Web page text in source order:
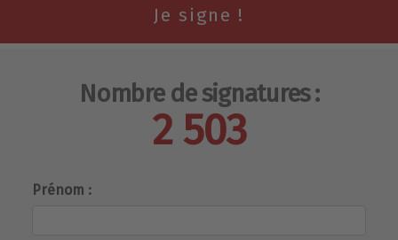
Nombre de signatures :
2 503
Prénom :